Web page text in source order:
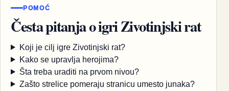
POMOĆ
Česta pitanja o igri Zivotinjski rat
Koji je cilj igre Zivotinjski rat?
Kako se upravlja herojima?
Šta treba uraditi na prvom nivou?
Zašto strelice pomeraju stranicu umesto junaka?